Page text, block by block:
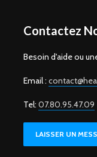
Contactez
Besoin d'aide ou
Email :
Tel: 07.80.95.47.09
LAISSER UN